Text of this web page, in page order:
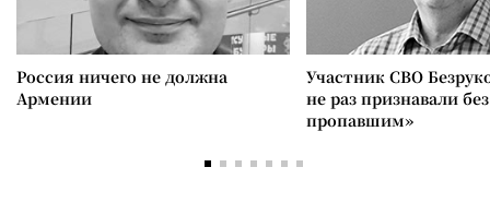
Россия ничего не должна
Армении
Участник СВО
не раз признавали
пропавшим»